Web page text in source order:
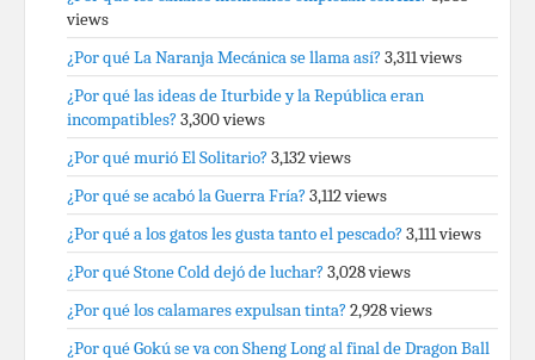
views
¿Por qué La Naranja Mecánica se llama así? 3,311 views
¿Por qué las ideas de Iturbide y la República eran
incompatibles? 3,300 views
¿Por qué murió El Solitario? 3,132 views
¿Por qué se acabó la Guerra Fría? 3,112 views
¿Por qué a los gatos les gusta tanto el pescado? 3,111 views
¿Por qué Stone Cold dejó de luchar? 3,028 views
¿Por qué los calamares expulsan tinta? 2,928 views
¿Por qué Gokú se va con Sheng Long al final de Dragon Ball